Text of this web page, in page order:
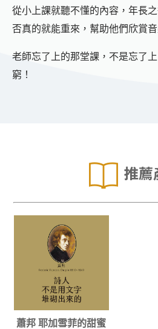
從小上課就聽不懂的內容，年長
否真的就能重來，幫助他們欣賞
老師忘了上的那堂課，不是忘了
窮！
推薦
蕭邦 耶加雪菲的甜蜜